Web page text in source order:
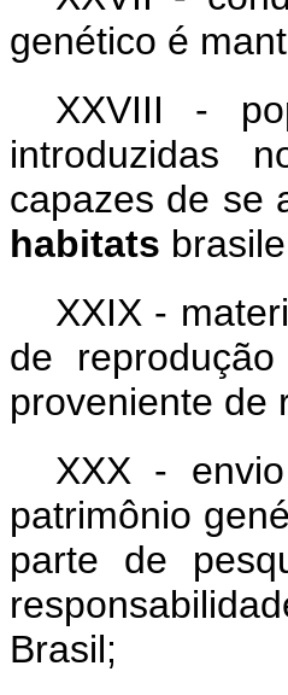
genético é
XXVIII -
introduzidas
capazes de se
habitats
XXIX -
de
proveniente de
XXX -
patrimônio
parte de
Brasil;